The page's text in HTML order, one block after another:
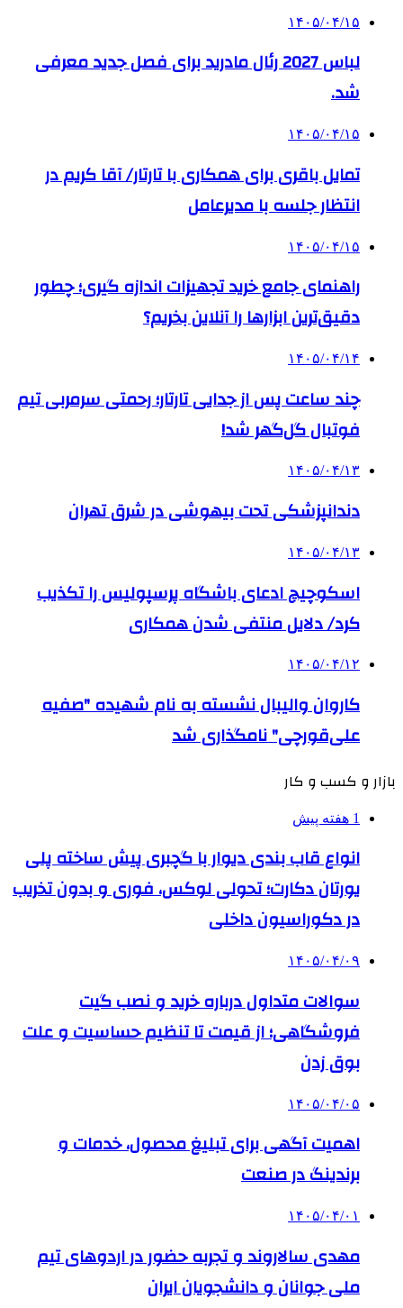
۱۴۰۵/۰۴/۱۵
لباس 2027 رئال مادرید برای فصل جدید معرفی
شد.
۱۴۰۵/۰۴/۱۵
تمایل باقری برای همکاری با تارتار/ آقا کریم در
انتظار جلسه با مدیرعامل
۱۴۰۵/۰۴/۱۵
راهنمای جامع خرید تجهیزات اندازه گیری؛ چطور
دقیق‌ترین ابزارها را آنلاین بخریم؟
۱۴۰۵/۰۴/۱۴
چند ساعت پس از جدایی تارتار؛ رحمتی سرمربی تیم
فوتبال گل‌گهر شد!
۱۴۰۵/۰۴/۱۳
دندانپزشکی تحت بیهوشی در شرق تهران
۱۴۰۵/۰۴/۱۳
اسکوچیچ ادعای باشگاه پرسپولیس را تکذیب
کرد/ دلایل منتفی شدن همکاری
۱۴۰۵/۰۴/۱۲
کاروان والیبال نشسته به نام شهیده "صفیه
علی‌قورچی" نامگذاری شد
بازار و کسب و کار
1 هفته پیش
انواع قاب بندی دیوار با گچبری پیش ساخته پلی
یورتان دکارت؛ تحولی لوکس، فوری و بدون تخریب
در دکوراسیون داخلی
۱۴۰۵/۰۴/۰۹
سوالات متداول درباره خرید و نصب گیت
فروشگاهی؛ از قیمت تا تنظیم حساسیت و علت
بوق زدن
۱۴۰۵/۰۴/۰۵
اهمیت آگهی برای تبلیغ محصول، خدمات و
برندینگ در صنعت
۱۴۰۵/۰۴/۰۱
مهدی سالاروند و تجربه حضور در اردوهای تیم
ملی جوانان و دانشجویان ایران